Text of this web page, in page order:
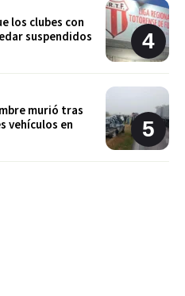
los clubes con
suspendidos
murió tras
vehículos en